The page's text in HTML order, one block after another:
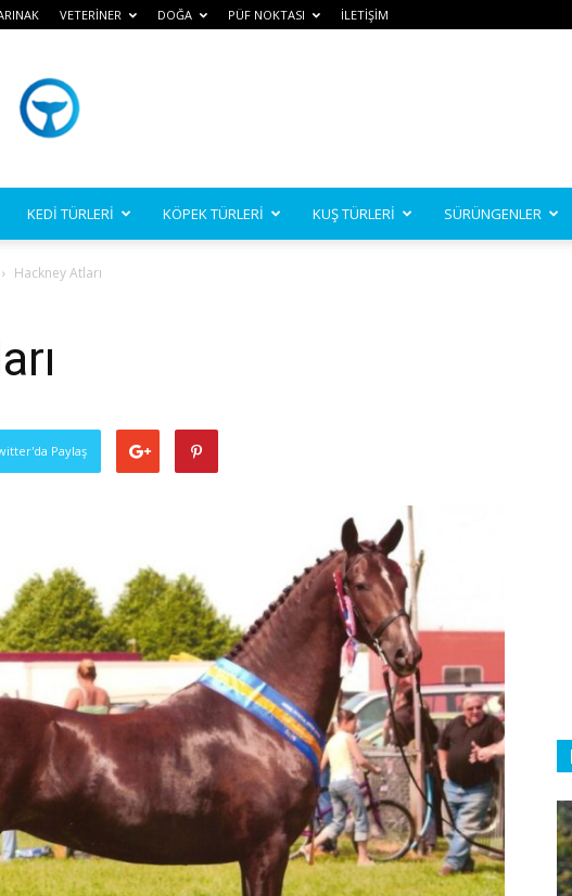
VETERİNER DOĞA PÜF NOKTASI İLETİŞİM
KEDİ TÜRLERİ KÖPEK TÜRLERİ KUŞ TÜRLERİ SÜRÜNGENLER
Hackney Atları
Paylaş